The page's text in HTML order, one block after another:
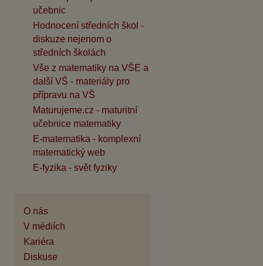
učebnic
Hodnocení středních škol -
diskuze nejenom o
středních školách
Vše z matematiky na VŠE a
další VŠ - materiály pro
přípravu na VŠ
Maturujeme.cz - maturitní
učebnice matematiky
E-matematika - komplexní
matematický web
E-fyzika - svět fyziky
O nás
V médiích
Kariéra
Diskuse